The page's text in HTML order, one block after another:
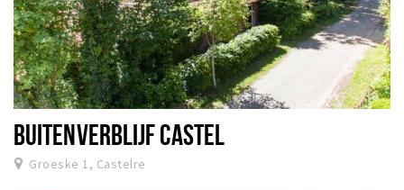
BUITENVERBLIJF CASTEL
Groeske 1, Castelre